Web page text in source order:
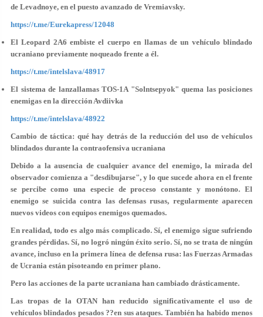
de Levadnoye, en el puesto avanzado de Vremiavsky.
https://t.me/Eurekapress/12048
El Leopard 2A6 embiste el cuerpo en llamas de un vehículo blindado
ucraniano previamente noqueado frente a él.
https://t.me/intelslava/48917
El sistema de lanzallamas TOS-1A "Solntsepyok" quema las posiciones
enemigas en la dirección Avdiivka
https://t.me/intelslava/48922
Cambio de táctica: qué hay detrás de la reducción del uso de vehículos
blindados durante la contraofensiva ucraniana
Debido a la ausencia de cualquier avance del enemigo, la mirada del
observador comienza a "desdibujarse", y lo que sucede ahora en el frente
se percibe como una especie de proceso constante y monótono. El
enemigo se suicida contra las defensas rusas, regularmente aparecen
nuevos videos con equipos enemigos quemados.
En realidad, todo es algo más complicado. Sí, el enemigo sigue sufriendo
grandes pérdidas. Sí, no logró ningún éxito serio. Sí, no se trata de ningún
avance, incluso en la primera línea de defensa rusa: las Fuerzas Armadas
de Ucrania están pisoteando en primer plano.
Pero las acciones de la parte ucraniana han cambiado drásticamente.
Las tropas de la OTAN han reducido significativamente el uso de
vehículos blindados pesados ??en sus ataques. También ha habido menos